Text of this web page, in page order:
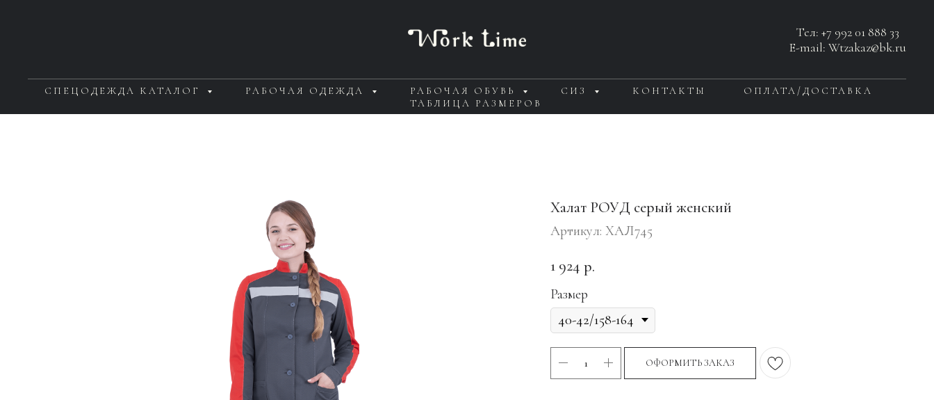
Тел: +7 992 01 888 33
E-mail: Wtzakaz@bk.ru
СПЕЦОДЕЖДА КАТАЛОГ РАБОЧАЯ ОДЕЖДА РАБОЧАЯ ОБУВЬ СИЗ КОНТАКТЫ
ОПЛАТА/ДОСТАВКА
ТАБЛИЦА РАЗМЕРОВ
Халат РОУД серый женский
Артикул: ХАЛ745
1 924 р.
Размер
ОФОРМИТЬ ЗАКАЗ